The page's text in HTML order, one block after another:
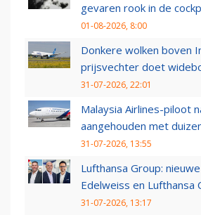
gevaren rook in de
01-08-2026, 8:00
Donkere wolken boven
prijsvechter doet
31-07-2026, 22:01
Malaysia Airlines-piloot
aangehouden met
31-07-2026, 13:55
Lufthansa Group:
Edelweiss en Lufthansa
31-07-2026, 13:17